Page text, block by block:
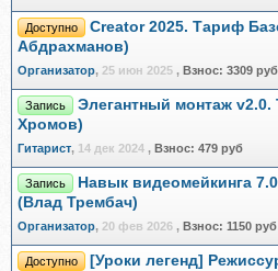
Доступно
Creator 2025. Тариф
Абдрахманов)
Организатор, 25 июн 2025 , Взнос: 3309 руб
Запись
Элегантный монтаж
Хромов)
Гитарист, 14 дек 2024 , Взнос: 479 руб
Запись
Навык видеомейкинга
(Влад Трембач)
Организатор, 20 фев 2026 , Взнос: 1150 руб
Доступно
[Уроки легенд]